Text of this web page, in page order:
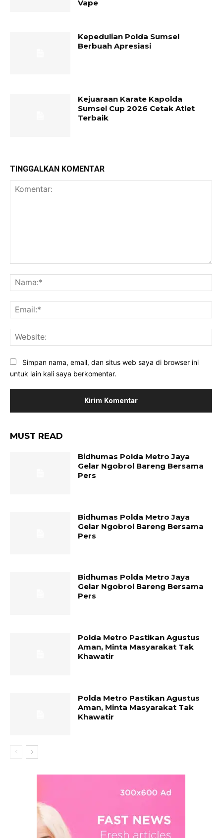
Vape
Kepedulian Polda Sumsel
Berbuah Apresiasi
Kejuaraan Karate Kapolda
Sumsel Cup 2026 Cetak Atlet
Terbaik
TINGGALKAN KOMENTAR
Simpan nama, email, dan situs web saya di browser ini
untuk lain kali saya berkomentar.
MUST READ
Bidhumas Polda Metro Jaya
Gelar Ngobrol Bareng Bersama
Pers
Bidhumas Polda Metro Jaya
Gelar Ngobrol Bareng Bersama
Pers
Bidhumas Polda Metro Jaya
Gelar Ngobrol Bareng Bersama
Pers
Polda Metro Pastikan Agustus
Aman, Minta Masyarakat Tak
Khawatir
Polda Metro Pastikan Agustus
Aman, Minta Masyarakat Tak
Khawatir